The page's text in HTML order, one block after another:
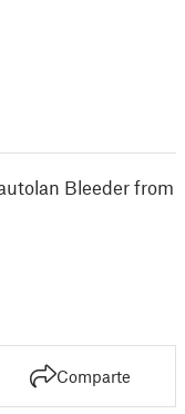
Bleeder from
Comparte